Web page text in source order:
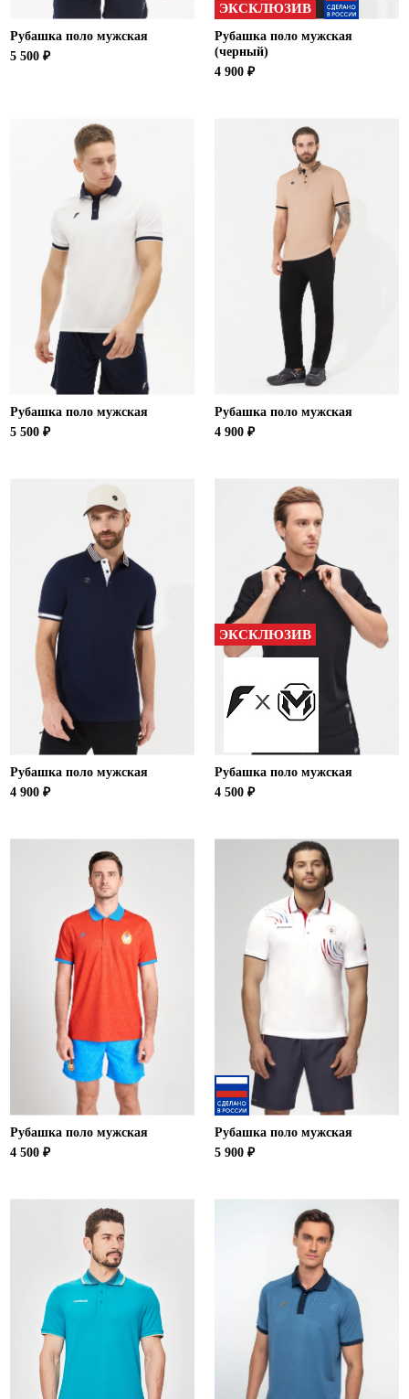
Рубашка поло мужская
5 500 ₽
ЭКСКЛЮЗИВ
Рубашка поло мужская
(черный)
4 900 ₽
Рубашка поло мужская
5 500 ₽
Рубашка поло мужская
4 900 ₽
Рубашка поло мужская
4 900 ₽
ЭКСКЛЮЗИВ
Рубашка поло мужская
4 500 ₽
Рубашка поло мужская
4 500 ₽
Рубашка поло мужская
5 900 ₽